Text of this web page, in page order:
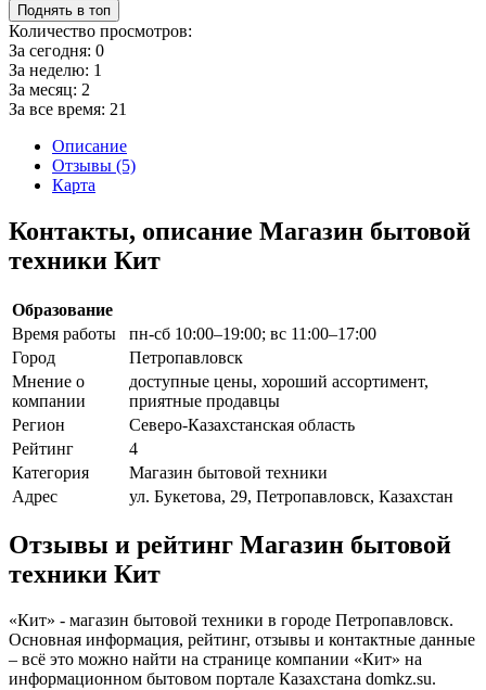
Поднять в топ
Количество просмотров:
За сегодня: 0
За неделю: 1
За месяц: 2
За все время: 21
Описание
Отзывы (5)
Карта
Контакты, описание Магазин бытовой
техники Кит
Образование
Время работы
пн-сб 10:00–19:00; вс 11:00–17:00
Город
Петропавловск
Мнение о
компании
доступные цены, хороший ассортимент,
приятные продавцы
Регион
Северо-Казахстанская область
Рейтинг
4
Категория
Магазин бытовой техники
Адрес
ул. Букетова, 29, Петропавловск, Казахстан
Отзывы и рейтинг Магазин бытовой
техники Кит
«Кит» - магазин бытовой техники в городе Петропавловск.
Основная информация, рейтинг, отзывы и контактные данные
– всё это можно найти на странице компании «Кит» на
информационном бытовом портале Казахстана domkz.su.